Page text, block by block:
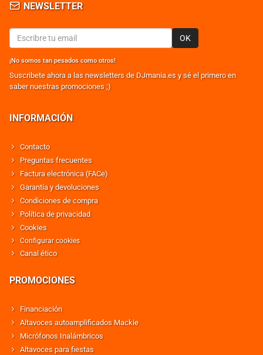
NEWSLETTER
OK
¡No somos tan pesados como otros!
Suscribete ahora a las newsletters de DJmania.es y sé el primero en
saber nuestras promociones ;)
INFORMACIÓN
Contacto
Preguntas frecuentes
Factura electrónica (FACe)
Garantía y devoluciones
Condiciones de compra
Política de privacidad
Cookies
Configurar cookies
Canal ético
PROMOCIONES
Financiación
Altavoces autoamplificados Mackie
Micrófonos Inalámbricos
Altavoces para fiestas